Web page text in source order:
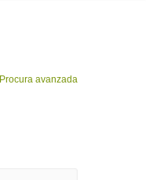
Procura avanzada